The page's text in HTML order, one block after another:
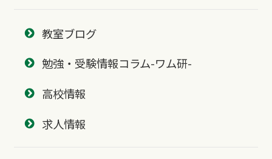
教室ブログ
勉強・受験情報コラム-ワム研-
高校情報
求人情報